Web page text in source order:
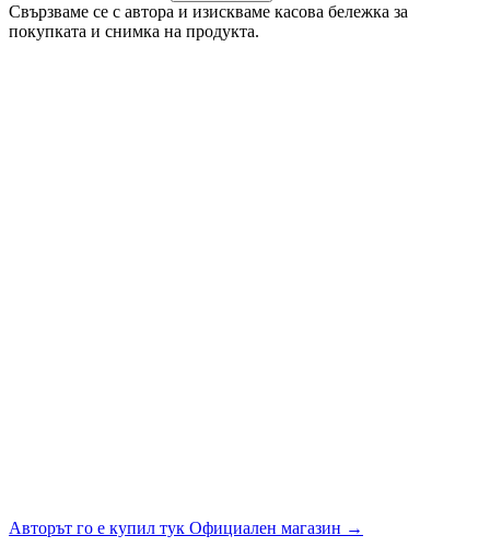
Свързваме се с автора и изискваме касова бележка за
покупката и снимка на продукта.
Авторът го е купил тук Официален магазин →